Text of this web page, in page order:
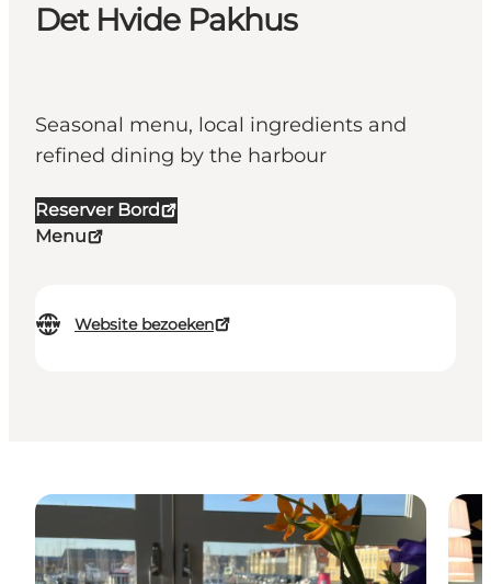
Det Hvide Pakhus
Seasonal menu, local ingredients and
refined dining by the harbour
Reserver Bord
Menu
Website bezoeken